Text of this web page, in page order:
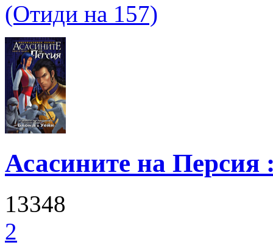
(Отиди на 157)
Асасините на Персия
13348
2